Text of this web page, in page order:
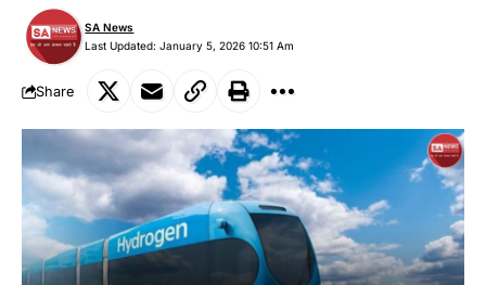
Last Updated: January 5, 2026 10:51 Am
SA News
Share